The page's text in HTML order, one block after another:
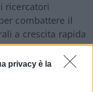
privacy è la
ricercatori
combattere il
a crescita rapida
la loro rapida